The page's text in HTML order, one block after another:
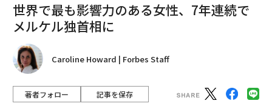
世界で最も影響力のある女性、7年連続で
メルケル独首相に
Caroline Howard | Forbes Staff
著者フォロー 記事を保存